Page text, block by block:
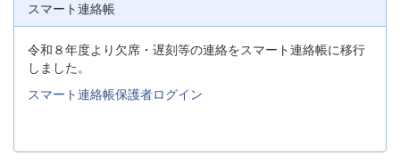
スマート連絡帳
令和８年度より欠席・遅刻等の連絡をスマート連絡帳に移行
しました。
スマート連絡帳保護者ログイン